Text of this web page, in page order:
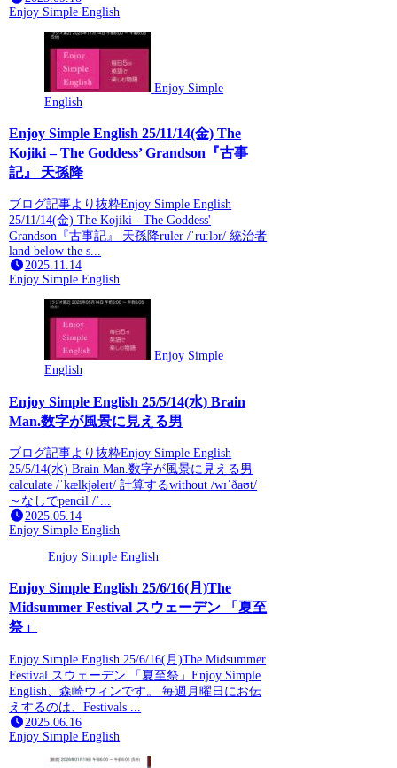
Enjoy Simple English
Enjoy Simple
English
Enjoy Simple English 25/11/14(金) The
Kojiki – The Goddess’ Grandson『古事
記』 天孫降
ブログ記事より抜粋Enjoy Simple English
25/11/14(金) The Kojiki - The Goddess'
Grandson『古事記』 天孫降ruler /ˈruːlər/ 統治者
land below the s...
2025.11.14
Enjoy Simple English
Enjoy Simple
English
Enjoy Simple English 25/5/14(水) Brain
Man.数字が風景に見える男
ブログ記事より抜粋Enjoy Simple English
25/5/14(水) Brain Man.数字が風景に見える男
calculate /ˈkælkjəleɪt/ 計算するwithout /wɪˈðaʊt/
～なしでpencil /ˈ...
2025.05.14
Enjoy Simple English
Enjoy Simple English
Enjoy Simple English 25/6/16(月)The
Midsummer Festival スウェーデン 「夏至
祭」
Enjoy Simple English 25/6/16(月)The Midsummer
Festival スウェーデン 「夏至祭」Enjoy Simple
English、森崎ウィンです。 毎週月曜日にお伝
えするのは、Festivals ...
2025.06.16
Enjoy Simple English